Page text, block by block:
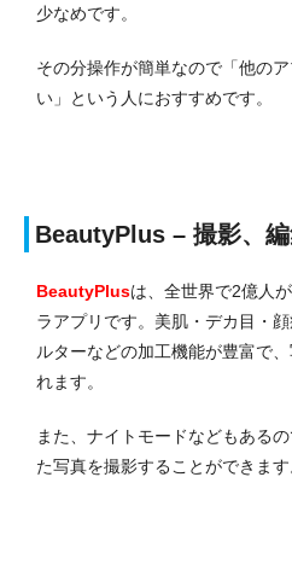
少なめです。
その分操作が簡単なので「他の
い」という人におすすめです。
BeautyPlus – 撮影、
BeautyPlusは、全世界で2億人
ラアプリです。美肌・デカ目・
ルターなどの加工機能が豊富で
れます。
また、ナイトモードなどもある
た写真を撮影することができます